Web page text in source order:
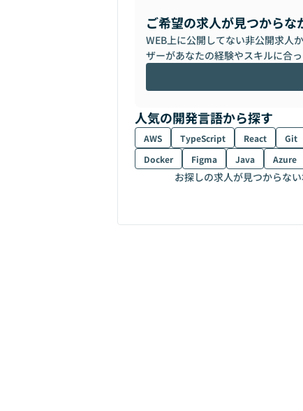
ご希望の求人が見つからな
WEB上に公開してない非公開求人
ザーがあなたの経験やスキルに合
人気の開発言語から探す
AWS TypeScript React Git
Docker
Figma Java Azure
お探しの求人が見つからな